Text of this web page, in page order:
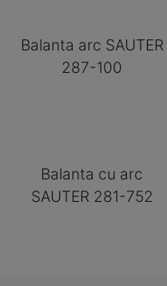
Balanta arc SAUTER
287-100
Balanta cu arc
SAUTER 281-752